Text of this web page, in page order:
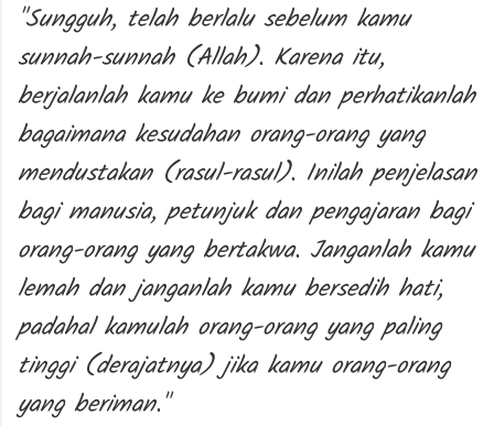
"Sungguh, telah berlalu sebelum kamu
sunnah-sunnah (Allah). Karena itu,
berjalanlah kamu ke bumi dan perhatikanlah
bagaimana kesudahan orang-orang yang
mendustakan (rasul-rasul). Inilah penjelasan
bagi manusia, petunjuk dan pengajaran bagi
orang-orang yang bertakwa. Janganlah kamu
lemah dan janganlah kamu bersedih hati,
padahal kamulah orang-orang yang paling
tinggi (derajatnya) jika kamu orang-orang
yang beriman."